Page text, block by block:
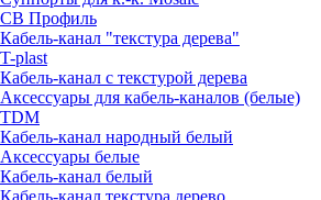
СВ Профиль
Кабель-канал "текстура дерева"
T-plast
Кабель-канал с текстурой дерева
Аксессуары для кабель-каналов (белые)
TDM
Кабель-канал народный белый
Аксессуары белые
Кабель-канал белый
Кабель-канал текстура дерево